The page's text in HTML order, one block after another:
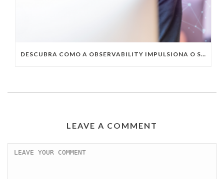
DESCUBRA COMO A OBSERVABILITY IMPULSIONA O SUCESSO DO SEU NEGÓCIO
LEAVE A COMMENT